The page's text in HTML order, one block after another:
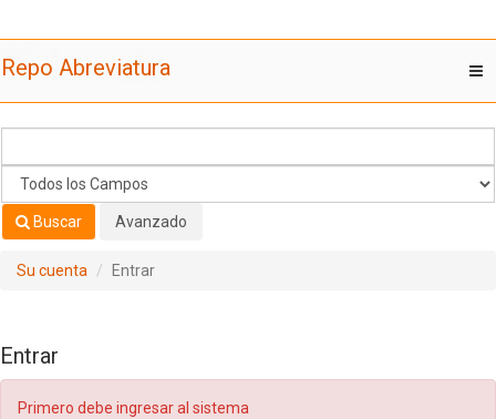
Repo Abreviatura
Buscar Avanzado
Su cuenta Entrar
Entrar
Primero debe ingresar al sistema